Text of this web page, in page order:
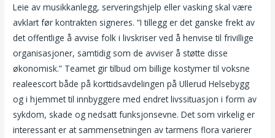
Leie av musikkanlegg, serveringshjelp eller vasking skal være
avklart før kontrakten signeres. “I tillegg er det ganske frekt av
det offentlige å avvise folk i livskriser ved å henvise til frivillige
organisasjoner, samtidig som de avviser å støtte disse
økonomisk.” Teamet gir tilbud om billige kostymer til voksne
realeescort både på korttidsavdelingen på Ullerud Helsebygg
og i hjemmet til innbyggere med endret livssituasjon i form av
sykdom, skade og nedsatt funksjonsevne. Det som virkelig er
interessant er at sammensetningen av tarmens flora varierer